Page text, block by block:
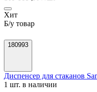
Хит
Б/у товар
180993
Диспенсер для стаканов
1 шт. в наличии